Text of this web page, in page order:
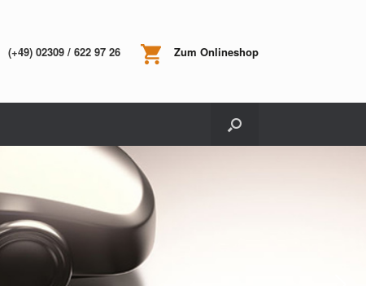
(+49) 02309 / 622 97 26 Zum Onlineshop